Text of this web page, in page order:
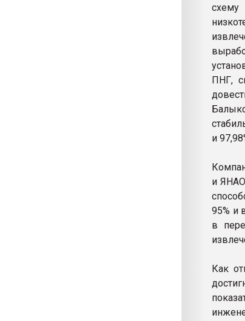
ПНГ,
и
и ЯНАО
95% и
в
Как